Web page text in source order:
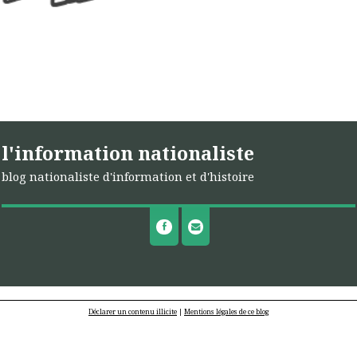
l'information nationaliste
blog nationaliste d'information et d'histoire
Déclarer un contenu illicite | Mentions légales de ce blog